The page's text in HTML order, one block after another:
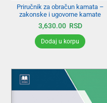
Priručnik za obračun kamata –
zakonske i ugovorne kamate
3,630.00 RSD
Dodaj u korpu